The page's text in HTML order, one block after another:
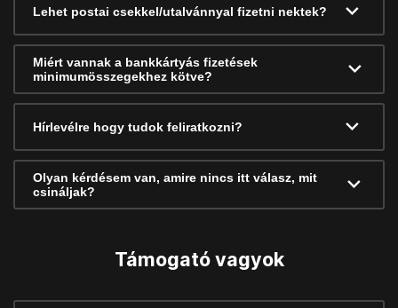
Lehet postai csekkel/utalvánnyal fizetni nektek?
Miért vannak a bankkártyás fizetések
minimumösszegekhez kötve?
Hírlevélre hogy tudok feliratkozni?
Olyan kérdésem van, amire nincs itt válasz, mit
csináljak?
Támogató vagyok